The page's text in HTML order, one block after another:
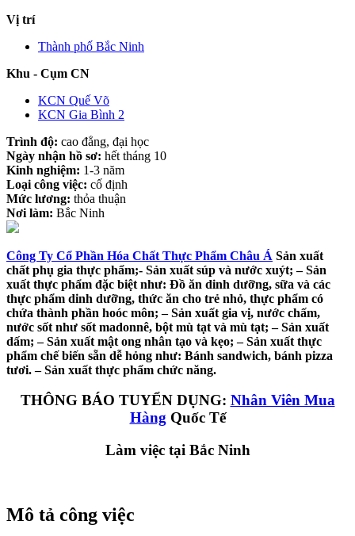
Vị trí
Thành phố Bắc Ninh
Khu - Cụm CN
KCN Quế Võ
KCN Gia Bình 2
Trình độ: cao đẳng, đại học
Ngày nhận hồ sơ: hết tháng 10
Kinh nghiệm: 1-3 năm
Loại công việc: cố định
Mức lương: thỏa thuận
Nơi làm: Bắc Ninh
Công Ty Cổ Phần Hóa Chất Thực Phẩm Châu Á Sản xuất
chất phụ gia thực phẩm;- Sản xuất súp và nước xuýt; – Sản
xuất thực phẩm đặc biệt như: Đồ ăn dinh dưỡng, sữa và các
thực phẩm dinh dưỡng, thức ăn cho trẻ nhỏ, thực phẩm có
chứa thành phần hoóc môn; – Sản xuất gia vị, nước chấm,
nước sốt như sốt madonnê, bột mù tạt và mù tạt; – Sản xuất
dấm; – Sản xuất mật ong nhân tạo và kẹo; – Sản xuất thực
phẩm chế biến sẵn dễ hỏng như: Bánh sandwich, bánh pizza
tươi. – Sản xuất thực phẩm chức năng.
THÔNG BÁO TUYỂN DỤNG: Nhân Viên Mua
HàngQuốc Tế
Làm việc tại Bắc Ninh
Mô tả công việc